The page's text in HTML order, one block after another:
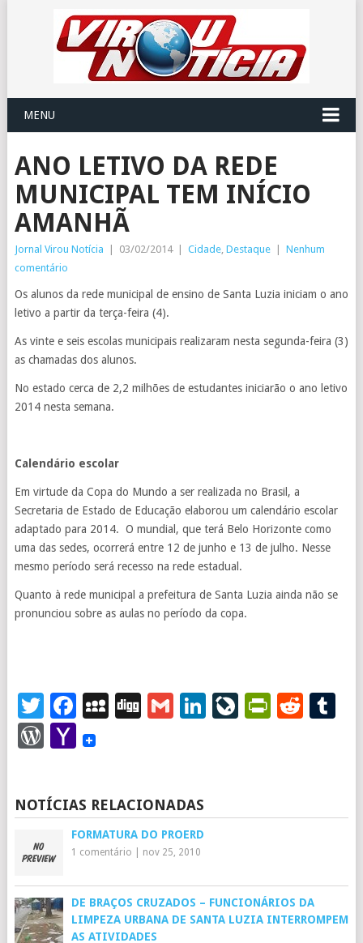
MENU
ANO LETIVO DA REDE
MUNICIPAL TEM INÍCIO
AMANHÃ
Jornal Virou Notícia 03/02/2014 Cidade, Destaque
Nenhum
comentário
Os alunos da rede municipal de ensino de Santa Luzia iniciam o ano
letivo a partir da terça-feira (4).
As vinte e seis escolas municipais realizaram nesta segunda-feira (3)
as chamadas dos alunos.
No estado cerca de 2,2 milhões de estudantes iniciarão o ano letivo
2014 nesta semana.
Calendário escolar
Em virtude da Copa do Mundo a ser realizada no Brasil, a
Secretaria de Estado de Educação elaborou um calendário escolar
adaptado para 2014. O mundial, que terá Belo Horizonte como
uma das sedes, ocorrerá entre 12 de junho e 13 de julho. Nesse
mesmo período será recesso na rede estadual.
Quanto à rede municipal a prefeitura de Santa Luzia ainda não se
pronunciou sobre as aulas no período da copa.
Twitter
Facebook
MySpace
DiggGmailLinkedIn
WordPress
Yahoo
NOTÍCIAS RELACIONADAS
FORMATURA DO PROERD
1 comentário nov 25, 2010
DE BRAÇOS CRUZADOS – FUNCIONÁRIOS DA
LIMPEZA URBANA DE SANTA LUZIA INTERROMPEM
AS ATIVIDADES